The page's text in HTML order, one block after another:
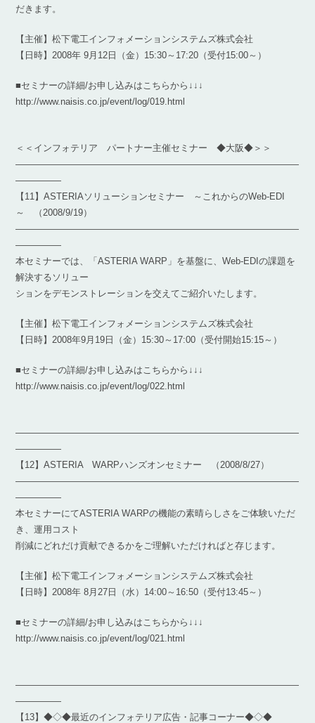
だきます。
【主催】松下電工インフォメーションシステムズ株式会社
【日時】2008年 9月12日（金）15:30～17:20（受付15:00～）
■セミナーの詳細/お申し込みはこちらから↓↓↓
http://www.naisis.co.jp/event/log/019.html
＜＜インフォテリア パートナー主催セミナー ◆大阪◆＞＞
―――――――――――――――――――――――――――――――
―――――
【11】ASTERIAソリューションセミナー ～これからのWeb-EDI
～ （2008/9/19）
―――――――――――――――――――――――――――――――
―――――
本セミナーでは、「ASTERIA WARP」を基盤に、Web-EDIの課題を
解決するソリュー
ションをデモンストレーションを交えてご紹介いたします。
【主催】松下電工インフォメーションシステムズ株式会社
【日時】2008年9月19日（金）15:30～17:00（受付開始15:15～）
■セミナーの詳細/お申し込みはこちらから↓↓↓
http://www.naisis.co.jp/event/log/022.html
―――――――――――――――――――――――――――――――
―――――
【12】ASTERIA WARPハンズオンセミナー （2008/8/27）
―――――――――――――――――――――――――――――――
―――――
本セミナーにてASTERIA WARPの機能の素晴らしさをご体験いただ
き、運用コスト
削減にどれだけ貢献できるかをご理解いただければと存じます。
【主催】松下電工インフォメーションシステムズ株式会社
【日時】2008年 8月27日（水）14:00～16:50（受付13:45～）
■セミナーの詳細/お申し込みはこちらから↓↓↓
http://www.naisis.co.jp/event/log/021.html
―――――――――――――――――――――――――――――――
―――――
【13】◆◇◆最近のインフォテリア広告・記事コーナー◆◇◆